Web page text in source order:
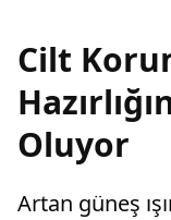
Cilt
Oluyor
Artan güneş